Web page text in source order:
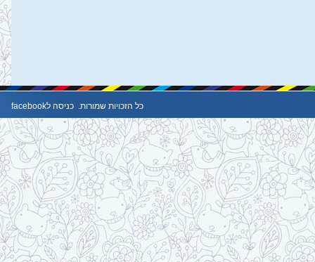
כל הזכויות שמורות. כניסה לfacebook